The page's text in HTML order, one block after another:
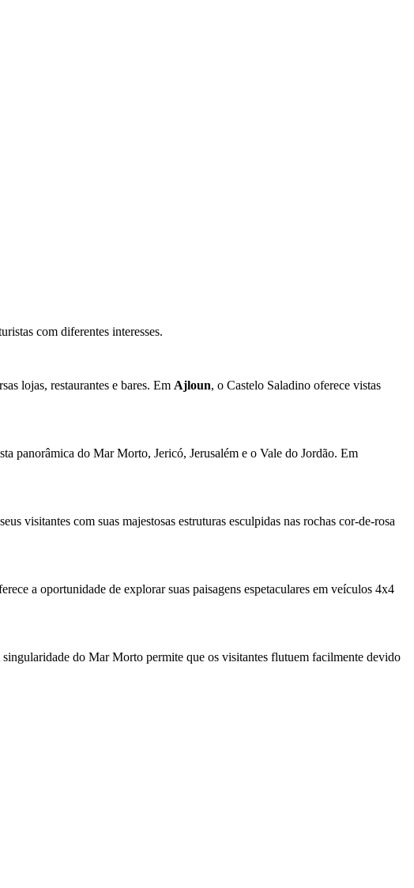
com diferentes interesses.
lojas, restaurantes e bares. Em Ajloun, o Castelo Saladino oferece vistas
panorâmica do Mar Morto, Jericó, Jerusalém e o Vale do Jordão. Em
visitantes com suas majestosas estruturas esculpidas nas rochas cor-de-rosa
a oportunidade de explorar suas paisagens espetaculares em veículos 4x4
do Mar Morto permite que os visitantes flutuem facilmente devido